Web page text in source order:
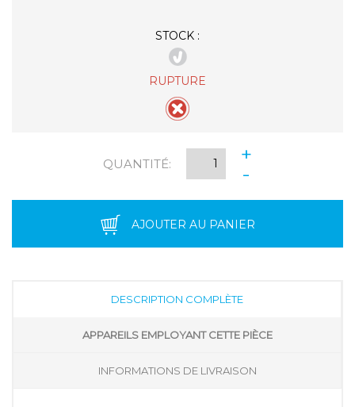
STOCK :
RUPTURE
QUANTITÉ:
+
-
AJOUTER AU PANIER
DESCRIPTION COMPLÈTE
APPAREILS EMPLOYANT CETTE PIÈCE
INFORMATIONS DE LIVRAISON